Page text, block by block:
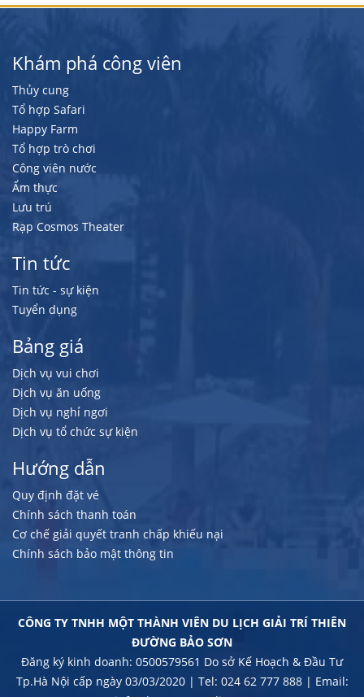
Khám phá công viên
Thủy cung
Tổ hợp Safari
Happy Farm
Tổ hợp trò chơi
Công viên nước
Ẩm thực
Lưu trú
Rạp Cosmos Theater
Tin tức
Tin tức - sự kiện
Tuyển dụng
Bảng giá
Dịch vụ vui chơi
Dịch vụ ăn uống
Dịch vụ nghỉ ngơi
Dịch vụ tổ chức sự kiện
Hướng dẫn
Quy định đặt vé
Chính sách thanh toán
Cơ chế giải quyết tranh chấp khiếu nại
Chính sách bảo mật thông tin
CÔNG TY TNHH MỘT THÀNH VIÊN DU LỊCH GIẢI TRÍ THIÊN
ĐƯỜNG BẢO SƠN
Đăng ký kinh doanh: 0500579561 Do sở Kế Hoạch & Đầu Tư
Tp.Hà Nội cấp ngày 03/03/2020 | Tel: 024 62 777 888 | Email: